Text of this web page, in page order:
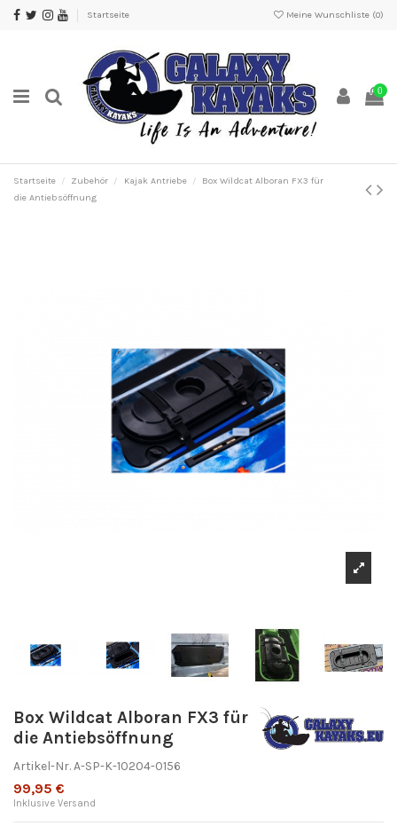
Startseite Meine Wunschliste (0)
0
Startseite Zubehör Kajak Antriebe
Box Wildcat Alboran FX3 für
die Antiebsöffnung
Box Wildcat Alboran FX3 für
die Antiebsöffnung
Artikel-Nr.A-SP-K-10204-0156
99,95 €
Inklusive Versand